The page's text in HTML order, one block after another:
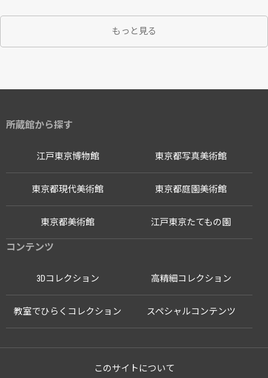
もっと見る
所蔵館から探す
江戸東京博物館
江戸東京たてもの園
東京都写真美術館
東京都現代美術館 東京都庭園美術館
東京都美術館
コンテンツ
3Dコレクション 高精細コレクション
教室でひらくコレクション スペシャルコンテンツ
このサイトについて